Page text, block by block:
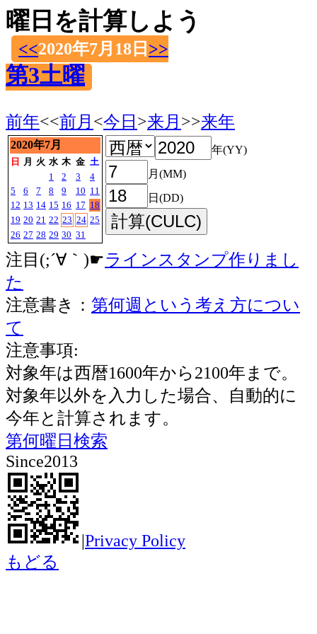
曜日を計算しよう
<<2020年7月18日 >>
第3土曜
前年<<前月 <今日 >来月 >>来年
2020年7月
日 月 火 水 木 金 土
1
2 3
4
5
6 7 8 9 10 11
12 13 14 15 16 17 18
19 20 21 22 23 24 25
26 27 28 29 30 31
年(YY)
月(MM)
日(DD)
注目(;´∀｀)☛ラインスタンプ作りまし
た
注意書き： 第何週という考え方につい
て
注意事項:
対象年は西暦1600年から2100年まで。
対象年以外を入力した場合、自動的に
今年と計算されます。
第何曜日検索
Since2013
|Privacy Policy
もどる